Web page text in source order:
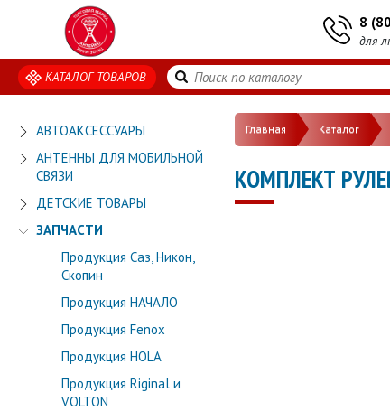
8
для
КАТАЛОГ ТОВАРОВ
АВТОАКСЕССУАРЫ
АНТЕННЫ ДЛЯ МОБИЛЬНОЙ
СВЯЗИ
ДЕТСКИЕ ТОВАРЫ
ЗАПЧАСТИ
Продукция Саз, Никон,
Скопин
Продукция НАЧАЛО
Продукция Fenox
Продукция HOLA
Продукция Riginal и
VOLTON
Главная Каталог
КОМПЛЕКТ